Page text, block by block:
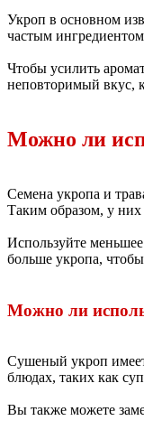
Укроп в основном
частым
Чтобы усилить
неповторимый вкус,
Можно ли
Семена укропа и
Таким образом, у них
Используйте
больше укропа,
Можно ли
Сушеный укроп
блюдах, таких как
Вы также можете